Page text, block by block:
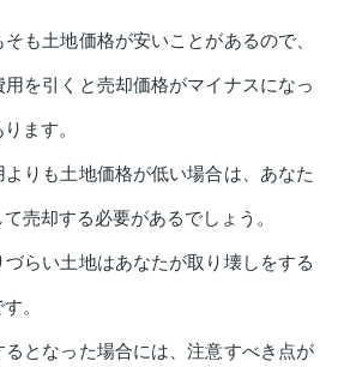
も土地価格が安いことがあるので、
を引くと売却価格がマイナスになっ
ます。
りも土地価格が低い場合は、あなた
売却する必要があるでしょう。
づらい土地はあなたが取り壊しをする
。
るとなった場合には、注意すべき点が